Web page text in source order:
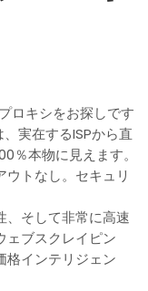
ロキシをお探しです
実在するISPから直
％本物に見えます。
トなし。セキュリ
、そして非常に高速
ェブスクレイピン
格インテリジェン